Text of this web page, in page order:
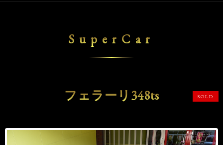
SuperCar
フェラーリ348ts SOLD